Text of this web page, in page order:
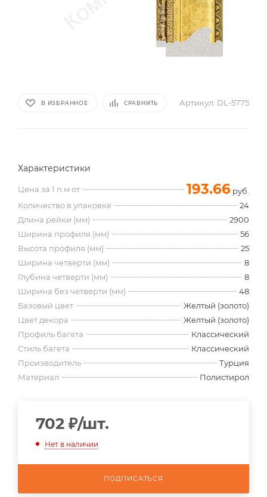
В ИЗБРАННОЕ СРАВНИТЬ Артикул: DL-5775
Характеристики
Цена за 1 п.м от 193.66 руб.
Количество в упаковке
24
Длина рейки (мм)
2900
Ширина профиля (мм)
56
Высота профиля (мм)
25
Ширина четверти (мм)
8
Глубина четверти (мм)
8
Ширина без четверти (мм)
48
Базовый цвет
Желтый (золото)
Цвет декора
Желтый (золото)
Профиль багета
Классический
Стиль багета
Классический
Производитель
Турция
Материал
Полистирол
702 ₽/шт.
Нет в наличии
ПОДПИСАТЬСЯ